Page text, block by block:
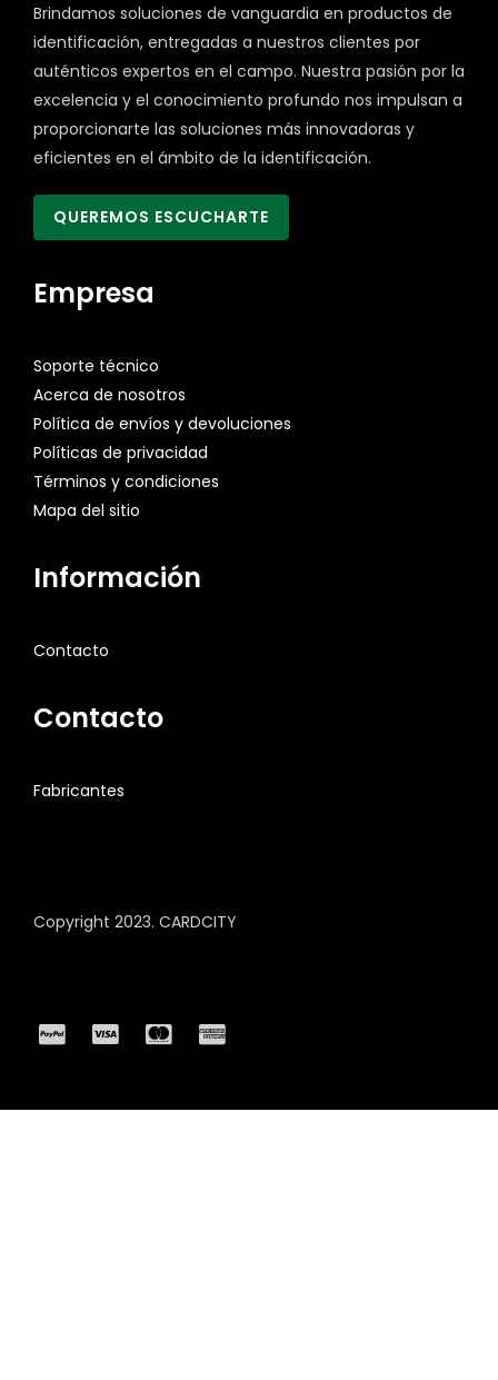
Brindamos soluciones de vanguardia en productos de
identificación, entregadas a nuestros clientes por
auténticos expertos en el campo. Nuestra pasión por la
excelencia y el conocimiento profundo nos impulsan a
proporcionarte las soluciones más innovadoras y
eficientes en el ámbito de la identificación.
QUEREMOS ESCUCHARTE
Empresa
Soporte técnico
Acerca de nosotros
Política de envíos y devoluciones
Políticas de privacidad
Términos y condiciones
Mapa del sitio
Información
Contacto
Contacto
Fabricantes
Copyright 2023. CARDCITY